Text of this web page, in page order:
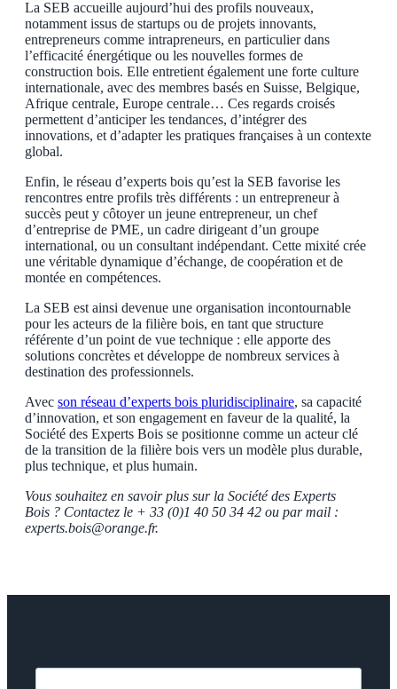
La SEB accueille aujourd’hui des profils nouveaux,
notamment issus de startups ou de projets innovants,
entrepreneurs comme intrapreneurs, en particulier dans
l’efficacité énergétique ou les nouvelles formes de
construction bois. Elle entretient également une forte culture
internationale, avec des membres basés en Suisse, Belgique,
Afrique centrale, Europe centrale… Ces regards croisés
permettent d’anticiper les tendances, d’intégrer des
innovations, et d’adapter les pratiques françaises à un contexte
global.
Enfin, le réseau d’experts bois qu’est la SEB favorise les
rencontres entre profils très différents : un entrepreneur à
succès peut y côtoyer un jeune entrepreneur, un chef
d’entreprise de PME, un cadre dirigeant d’un groupe
international, ou un consultant indépendant. Cette mixité crée
une véritable dynamique d’échange, de coopération et de
montée en compétences.
La SEB est ainsi devenue une organisation incontournable
pour les acteurs de la filière bois, en tant que structure
référente d’un point de vue technique : elle apporte des
solutions concrètes et développe de nombreux services à
destination des professionnels.
Avec son réseau d’experts bois pluridisciplinaire, sa capacité
d’innovation, et son engagement en faveur de la qualité, la
Société des Experts Bois se positionne comme un acteur clé
de la transition de la filière bois vers un modèle plus durable,
plus technique, et plus humain.
Vous souhaitez en savoir plus sur la Société des Experts
Bois ? Contactez le + 33 (0)1 40 50 34 42 ou par mail :
experts.bois@orange.fr.